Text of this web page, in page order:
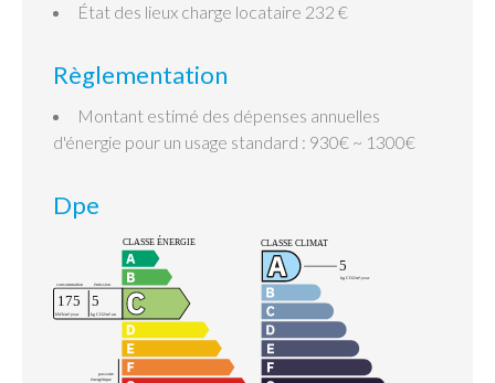
État des lieux charge locataire 232 €
Règlementation
Montant estimé des dépenses annuelles
d'énergie pour un usage standard : 930€ ~ 1300€
Dpe